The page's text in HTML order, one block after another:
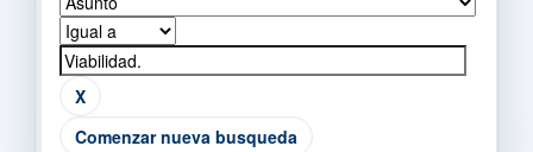
Comenzar nueva busqueda